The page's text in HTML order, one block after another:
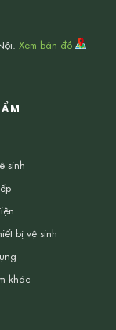
Xem bản đồ
sinh
bị vệ sinh
khác